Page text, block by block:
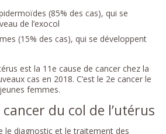
(85% des cas), qui se
de l’exocol
(15% des cas), qui se développent
est la 11e cause de cancer chez la
cas en 2018. C’est le 2e cancer le
femmes.
du col de l’utérus
le diagnostic et le traitement des